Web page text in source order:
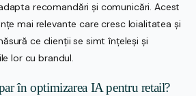
recomandări și comunicări. Acest
mai relevante care cresc loialitatea și
ce clienții se simt înțeleși și
lor cu brandul.
în optimizarea IA pentru retail?